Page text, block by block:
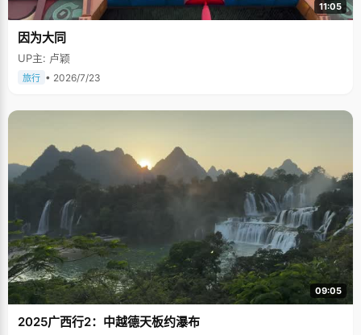
11:05
因为大同
UP主: 卢颖
旅行 • 2026/7/23
09:05
2025广西行2：中越德天板约瀑布